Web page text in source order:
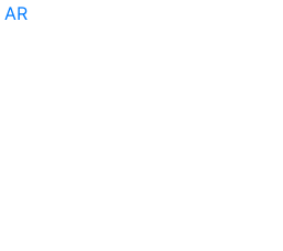
AR